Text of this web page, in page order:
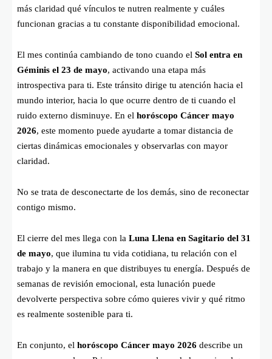
más claridad qué vínculos te nutren realmente y cuáles
funcionan gracias a tu constante disponibilidad emocional.
El mes continúa cambiando de tono cuando el Sol entra en
Géminis el 23 de mayo, activando una etapa más
introspectiva para ti. Este tránsito dirige tu atención hacia el
mundo interior, hacia lo que ocurre dentro de ti cuando el
ruido externo disminuye. En el horóscopo Cáncer mayo
2026, este momento puede ayudarte a tomar distancia de
ciertas dinámicas emocionales y observarlas con mayor
claridad.
No se trata de desconectarte de los demás, sino de reconectar
contigo mismo.
El cierre del mes llega con la Luna Llena en Sagitario del 31
de mayo, que ilumina tu vida cotidiana, tu relación con el
trabajo y la manera en que distribuyes tu energía. Después de
semanas de revisión emocional, esta lunación puede
devolverte perspectiva sobre cómo quieres vivir y qué ritmo
es realmente sostenible para ti.
En conjunto, el horóscopo Cáncer mayo 2026 describe un